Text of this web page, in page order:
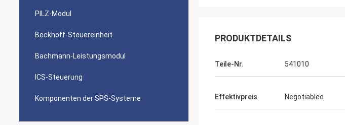
PILZ-Modul
Beckhoff-Steuereinheit
Bachmann-Leistungsmodul
ICS-Steuerung
Komponenten der SPS-Systeme
PRODUKTDETAILS
Teile-Nr. 541010
Effektivpreis Negotiabled